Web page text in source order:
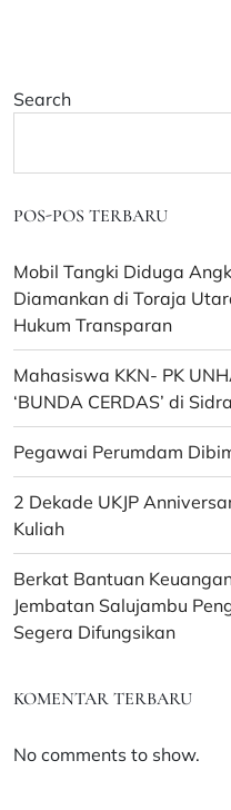
Search
POS-POS TERBARU
Mobil Tangki Diduga
Diamankan di Toraja
Hukum Transparan
Mahasiswa KKN- PK
‘BUNDA CERDAS’ di
Pegawai Perumdam
2 Dekade UKJP
Kuliah
Berkat Bantuan
Jembatan Salujambu
Segera Difungsikan
KOMENTAR TERBARU
No comments to show.